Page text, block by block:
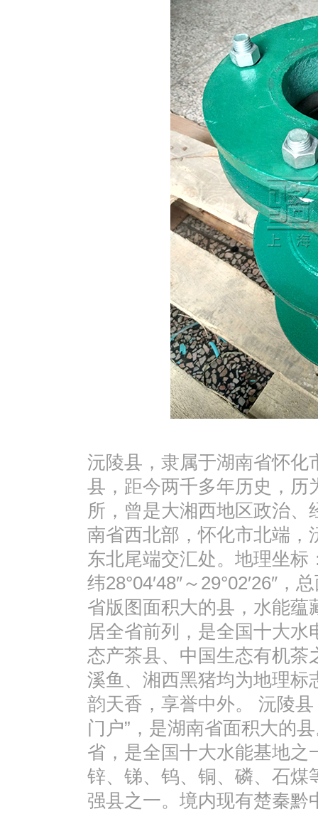
沅陵县，隶属于湖南省怀化
县，距今两千多年历史，历
所，曾是大湘西地区政治
南省西北部，怀化市北端，
东北尾端交汇处。地理坐标
纬28°04′48″～29°02′26″
省版图面积大的县，水能蕴
居全省前列，是全国十大
态产茶县、中国生态有机茶
溪鱼、湘西黑猪均为地理标
韵天香，享誉中外。 沅陵
门户”，是湖南省面积大的
省，是全国十大水能基地之
锌、锑、钨、铜、磷、石煤
强县之一。境内现有楚秦黔